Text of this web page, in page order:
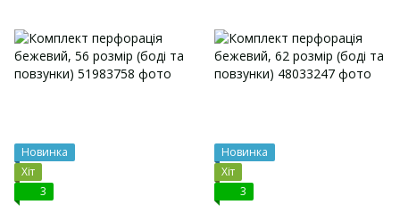
Новинка
Хіт
3
Новинка
Хіт
3